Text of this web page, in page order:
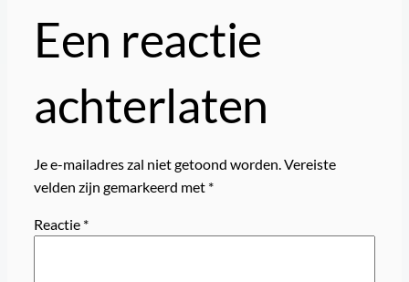
Een reactie
achterlaten
Je e-mailadres zal niet getoond worden. Vereiste
velden zijn gemarkeerd met *
Reactie *